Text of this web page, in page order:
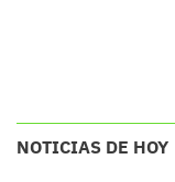
NOTICIAS DE HOY